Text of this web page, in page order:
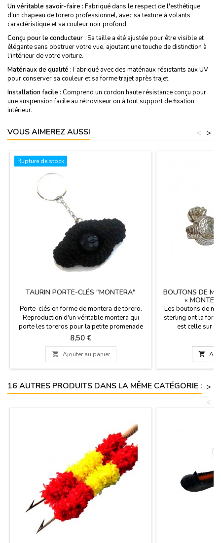
Un véritable savoir-faire : Fabriqué dans le respect de l'esthétique
d'un chapeau de torero professionnel, avec sa texture à volants
caractéristique et sa couleur noir profond.
Conçu pour le conducteur : Sa taille a été ajustée pour être visible et
élégante sans obstruer votre vue, ajoutant une touche de distinction à
l'intérieur de votre voiture.
Matériaux de qualité : Fabriqué avec des matériaux résistants aux UV
pour conserver sa couleur et sa forme trajet après trajet.
Installation facile : Comprend un cordon haute résistance conçu pour
une suspension facile au rétroviseur ou à tout support de fixation
intérieur.
VOUS AIMEREZ AUSSI >
<
Rupture de stock
TAURIN PORTE-CLÉS "MONTERA"
Porte-clés en forme de montera de torero.
Reproduction d'un véritable montera qui
porte les toreros pour la petite promenade
dans les arènes.Produit espagnol est faite à
la main, cadeau parfait pour les fans de la
corrida et de la tauromachie.Dimensions: 5.5
x 3 cm
Prix
8,50 €
 Ajouter au panier
BOUTONS DE
«
Les boutons de
sterling ont la
est celle sur
utilisé avec un
depuis lors, il a
montera qui est
semblable aux

16 AUTRES PRODUITS DANS LA MÊME CATÉGORIE : >
<